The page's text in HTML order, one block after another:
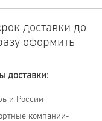
доставки до
оформить
доставки:
и России
компании-